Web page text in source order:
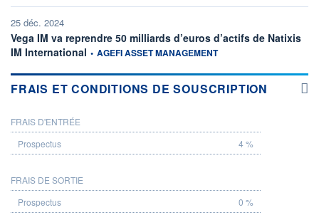
25 déc. 2024
Vega IM va reprendre 50 milliards d’euros d’actifs de Natixis
IM International information fournie par
• AGEFI ASSET MANAGEMENT
FRAIS ET CONDITIONS DE SOUSCRIPTION
PROSPECTUS
FRAIS D'ENTRÉE
4 %
FRAIS DE SORTIE
0 %